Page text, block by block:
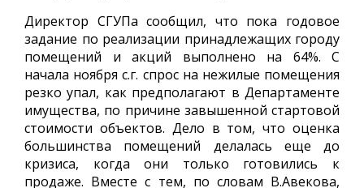
Директор СГУПа сообщил, что пока годовое
задание по реализации принадлежащих городу
помещений и акций выполнено на 64%. С
начала ноября с.г. спрос на нежилые помещения
резко упал, как предполагают в Департаменте
имущества, по причине завышенной стартовой
стоимости объектов. Дело в том, что оценка
большинства помещений делалась еще до
кризиса, когда они только готовились к
продаже. Вместе с тем, по словам В.Авекова,